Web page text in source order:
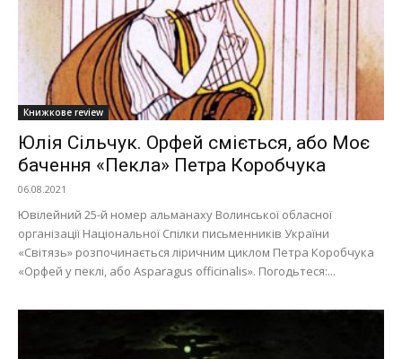
Книжкове review
Юлія Сільчук. Орфей сміється, або Моє
бачення «Пекла» Петра Коробчука
06.08.2021
Ювілейний 25-й номер альманаху Волинської обласної
організації Національної Спілки письменників України
«Світязь» розпочинається ліричним циклом Петра Коробчука
«Орфей у пеклі, або Asparagus officinalis». Погодьтеся:...